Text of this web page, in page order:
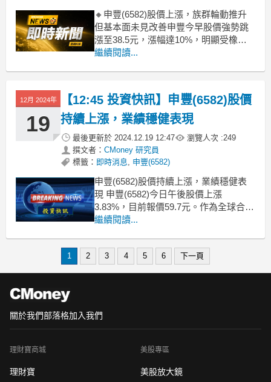
🔸申豐(6582)股價上漲，族群輪動推升
但基本面未見改善申豐今早股價強勢跳
漲至38.5元，漲幅達10%，明顯受橡膠
族群輪動效應帶動。正新攻漲停、族群
本面壓力未解。法人籌碼面外資昨日仍
賣超，主力短線回補但未見明顯長線買
盤，今日漲勢以
繼續閱讀...
12月 2024年
19
【12:45 投資快訊】申豐(6582)股價
持續上漲，業績穩健表現
最後更新於 2024.12.19 12:47 瀏覽人次 :249
撰文者： CMoney 研究員
標籤： 即時消息, 申豐(6582)
申豐(6582)股價持續上漲，業績穩健表
現 申豐(6582)今日午後股價上漲
3.83%，目前報價59.7元。作為全球合成
乳膠的領導供應商，申豐不僅為醫材提
出，申豐的營運狀況穩健，受惠於全球
繼續閱讀...
1 2 3 4 5 6 下一頁
關於我們部落格加入我們
理財寶商城
理財寶
美股專區
美股放大鏡